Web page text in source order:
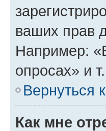
ваших прав
Например:
опросах» и
Вернуться
Как мне